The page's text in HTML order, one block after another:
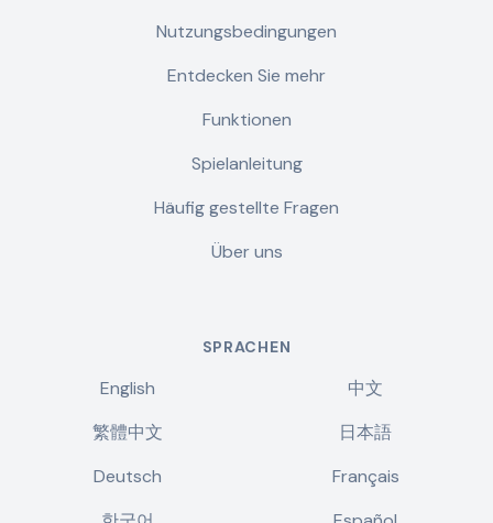
Nutzungsbedingungen
Entdecken Sie mehr
Funktionen
Spielanleitung
Häufig gestellte Fragen
Über uns
SPRACHEN
English
中文
繁體中文
日本語
Deutsch
Français